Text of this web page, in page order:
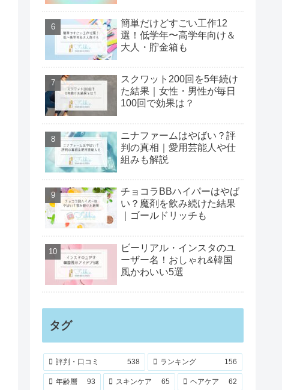
簡単だけどすごい工作12
選！低学年〜高学年向け＆
大人・貯金箱も
スクワット200回を5年続け
た結果｜女性・男性が毎日
100回で効果は？
ニナファームはやばい？評
判の真相｜愛用芸能人や仕
組みも解説
チョコラBBハイパーはやば
い？魔剤を飲み続けた結果
｜ゴールドリッチも
ビーリアル・インスタのユ
ーザー名！おしゃれ&韓国
風かわいい5選
タグ
評判・口コミ 538 ランキング 156
年齢層 93 スキンケア 65 ヘアケア 62